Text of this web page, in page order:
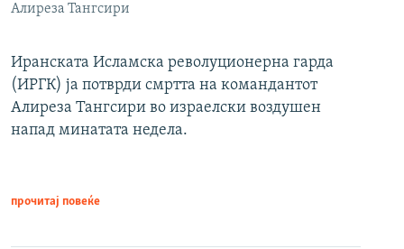
Алиреза Тангсири
Иранската Исламска револуционерна гарда
(ИРГК) ја потврди смртта на командантот
Алиреза Тангсири во израелски воздушен
напад минатата недела.
прочитај повеќе